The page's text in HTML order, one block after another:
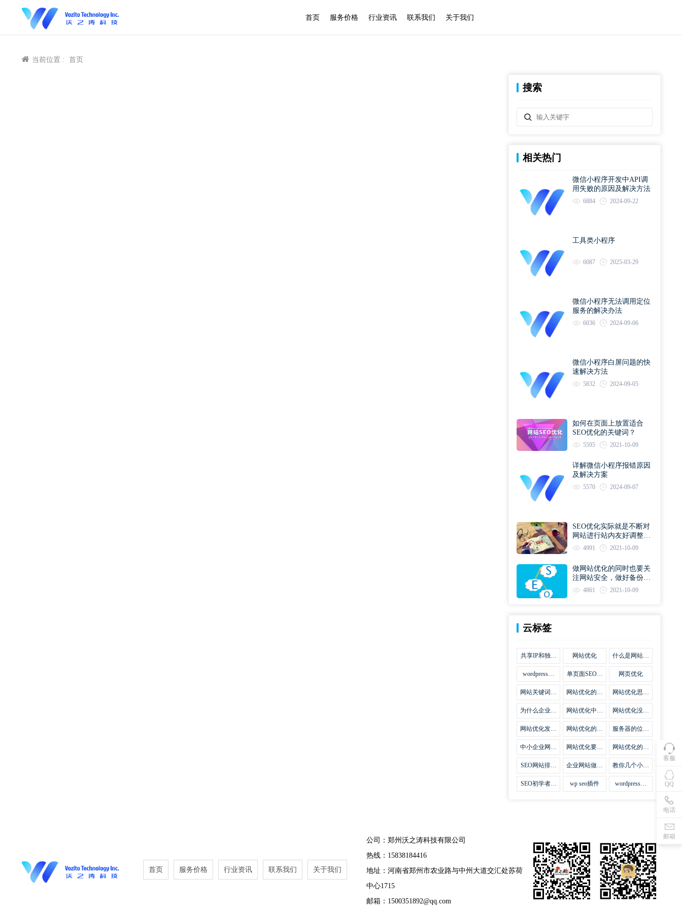
首页 服务价格 行业资讯 联系我们 关于我们
当前位置 : 首页
搜索
相关热门
微信小程序开发中API调
用失败的原因及解决方法
6884 2024-09-22
工具类小程序
6087 2025-03-29
微信小程序无法调用定位
服务的解决办法
6036 2024-09-06
微信小程序白屏问题的快
速解决方法
5832 2024-09-05
如何在页面上放置适合
SEO优化的关键词？
5595 2021-10-09
详解微信小程序报错原因
及解决方案
5570 2024-09-07
SEO优化实际就是不断对
网站进行站内友好调整直
到符合优化规则
4991 2021-10-09
做网站优化的同时也要关
注网站安全，做好备份工
作 4861 2021-10-09
云标签
共享IP和独立
网站优化
什么是网站优
wordpress网
集插件
单页面SEO网
网页优化
网站关键词优
么
网站优化的误
网站优化思路
要
为什么企业网
网站SEO优
网站优化中关
干问题
网站优化没有
味道
网站优化发挥
网站优化的费
服务器的位置
影响
中小企业网站
法
网站优化要不
网站优化的逆
SEO网站排名
法宝
企业网站做好
势
教你几个小技
页优化
SEO初学者，
wp seo插件
wordpress插
客服
QQ
电话
邮箱
首页 服务价格 行业资讯 联系我们 关于我们
公司：郑州沃之涛科技有限公司
热线：15838184416
地址：河南省郑州市农业路与中州大道交汇处苏荷
中心1715
邮箱：1500351892@qq.com